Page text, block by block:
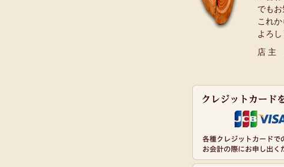
でもお
これ
よろし
店 主